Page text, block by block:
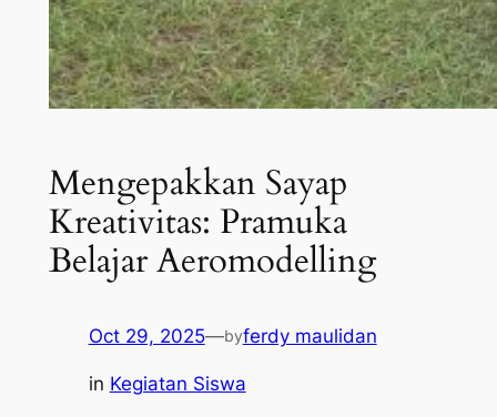
Mengepakkan Sayap
Kreativitas: Pramuka
Belajar Aeromodelling
Oct 29, 2025—byferdy maulidan
in Kegiatan Siswa